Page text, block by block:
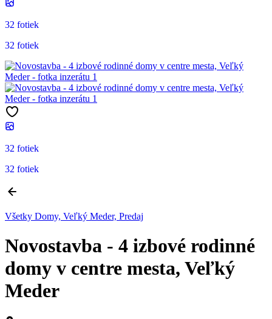
32 fotiek
32 fotiek
32 fotiek
32 fotiek
Všetky Domy, Veľký Meder, Predaj
Novostavba - 4 izbové rodinné
domy v centre mesta, Veľký
Meder